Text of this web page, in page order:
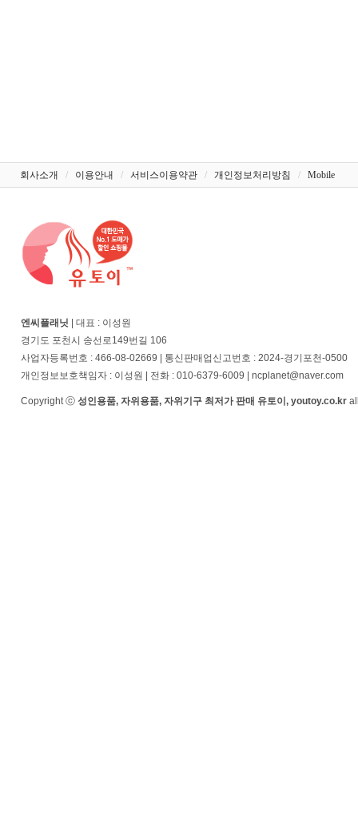
회사소개 / 이용안내 / 서비스이용약관 / 개인정보처리방침 / Mobile
엔씨플래닛 | 대표 : 이성원
경기도 포천시 송선로149번길 106
사업자등록번호 : 466-08-02669 | 통신판매업신고번호 : 2024-경기포천-0500
개인정보보호책임자 : 이성원 | 전화 : 010-6379-6009 | ncplanet@naver.com
Copyright ⓒ 성인용품, 자위용품, 자위기구 최저가 판매 유토이, youtoy.co.kr